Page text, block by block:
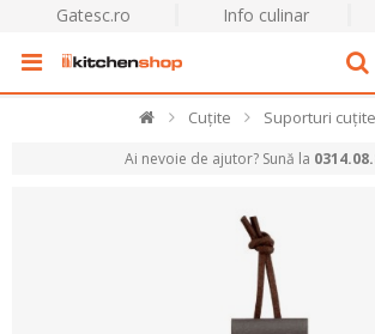
Gatesc.ro Info culinar
Cuțite Suporturi cuțite
Ai nevoie de ajutor? Sună la